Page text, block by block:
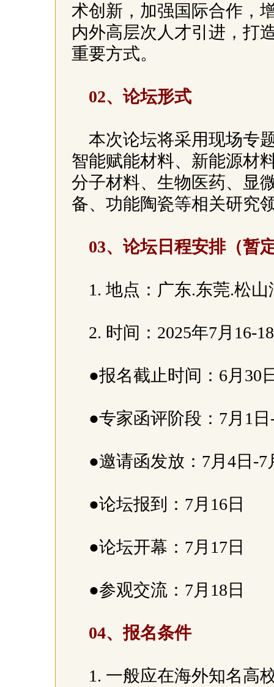
术创新，加强国际合作，
内外高层次人才引进，打
重要方式。
02、论坛形式
本次论坛将采用现场专
智能赋能材料、新能源材
分子材料、生物医药、显
备、功能陶瓷等相关研究
03、论坛日程安排（暂
1. 地点：广东.东莞.松
2. 时间：2025年7月16-
●报名截止时间：6月30
●专家函评阶段：7月1
●邀请函发放：7月4日-
●论坛报到：7月16日
●论坛开幕：7月17日
●参观交流：7月18日
04、报名条件
1. 一般应在海外知名高